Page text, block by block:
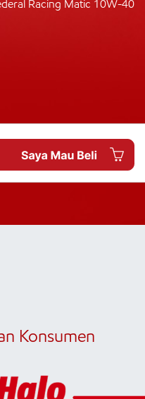
Racing Matic 10W-40
Konsumen